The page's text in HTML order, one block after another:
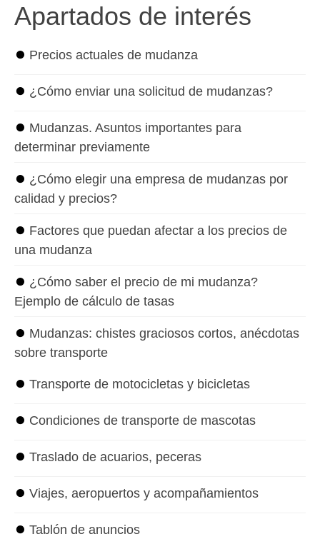
Apartados de interés
⏺ Precios actuales de mudanza
⏺ ¿Cómo enviar una solicitud de mudanzas?
⏺ Mudanzas. Asuntos importantes para
determinar previamente
⏺ ¿Cómo elegir una empresa de mudanzas por
calidad y precios?
⏺ Factores que puedan afectar a los precios de
una mudanza
⏺ ¿Cómo saber el precio de mi mudanza?
Ejemplo de cálculo de tasas
⏺ Mudanzas: chistes graciosos cortos, anécdotas
sobre transporte
⏺ Transporte de motocicletas y bicicletas
⏺ Condiciones de transporte de mascotas
⏺ Traslado de acuarios, peceras
⏺ Viajes, aeropuertos y acompañamientos
⏺ Tablón de anuncios